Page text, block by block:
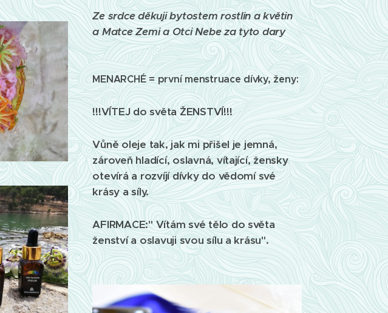
Ze srdce děkuji bytostem rostlin a květin
a Matce Zemi a Otci Nebe za tyto dary😊
MENARCHÉ = první menstruace dívky, ženy:
!!!VÍTEJ do světa ŽENSTVÍ!!!
Vůně oleje tak, jak mi přišel je jemná,
zároveň hladící, oslavná, vítající, žensky
otevírá a rozvíjí dívky do vědomí své
krásy a síly.
AFIRMACE:" Vítám své tělo do světa
ženství a oslavuji svou sílu a krásu".